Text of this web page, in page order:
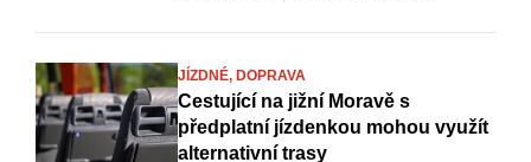
JÍZDNÉ, DOPRAVA
Cestující na jižní Moravě s
předplatní jízdenkou mohou využít
alternativní trasy